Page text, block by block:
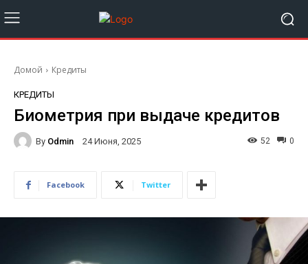
Домой Кредиты
КРЕДИТЫ
Биометрия при выдаче кредитов
By Odmin 24 Июня, 2025 0
52
Facebook Twitter